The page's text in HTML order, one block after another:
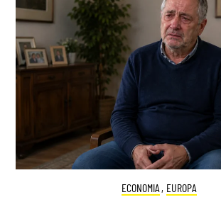
ECONOMIA , EUROPA